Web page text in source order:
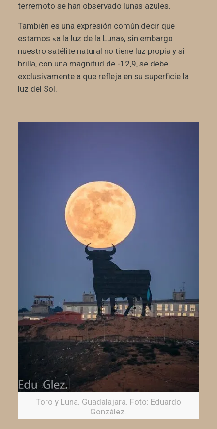
terremoto se han observado lunas azules.
También es una expresión común decir que
estamos «a la luz de la Luna», sin embargo
nuestro satélite natural no tiene luz propia y si
brilla, con una magnitud de -12,9, se debe
exclusivamente a que refleja en su superficie la
luz del Sol.
Toro y Luna. Guadalajara. Foto: Eduardo
González.